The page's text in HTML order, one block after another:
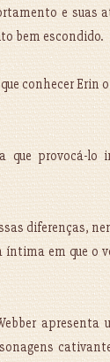
e suas
bem escondido.
conhecer Erin
que provocá-lo
diferenças,
em que o
apresenta